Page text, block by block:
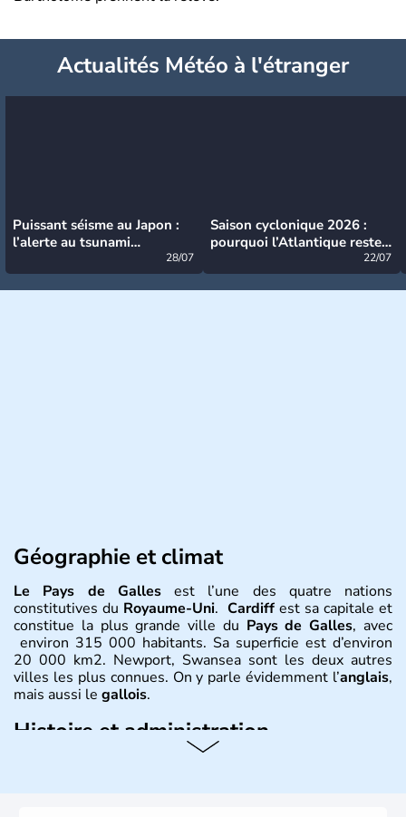
Actualités Météo à l'étranger
Puissant séisme au Japon :
l’alerte au tsunami
28/07
Saison cyclonique 2026 :
pourquoi l’Atlantique reste
22/07
Géographie et climat
Le Pays de Gallesest l’une des quatre nations
constitutives du Royaume-Uni. Cardiff est sa capitale et
constitue la plus grande ville du Pays de Galles, avec
environ 315 000 habitants. Sa superficie est d’environ
20 000 km2. Newport, Swansea sont les deux autres
villes les plus connues. On y parle évidemment l’anglais,
mais aussi le gallois.
Histoire et administration